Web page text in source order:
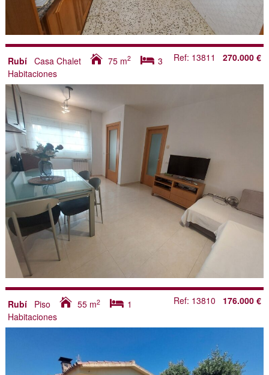
RubíCasa Chalet 75 m2
3
Habitaciones
Ref: 13811270.000 €
RubíPiso 55 m2
1
Habitaciones
Ref: 13810 176.000 €